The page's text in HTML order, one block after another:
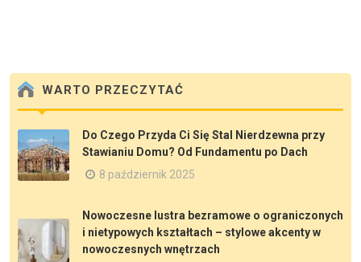
WARTO PRZECZYTAĆ
Do Czego Przyda Ci Się Stal Nierdzewna przy
Stawianiu Domu? Od Fundamentu po Dach
8 październik 2025
Nowoczesne lustra bezramowe o ograniczonych
i nietypowych kształtach – stylowe akcenty w
nowoczesnych wnętrzach